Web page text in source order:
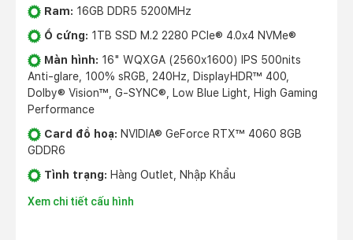
Ram: 16GB DDR5 5200MHz
Ổ cứng: 1TB SSD M.2 2280 PCIe® 4.0x4 NVMe®
Màn hình: 16" WQXGA (2560x1600) IPS 500nits
Anti-glare, 100% sRGB, 240Hz, DisplayHDR™ 400,
Dolby® Vision™, G-SYNC®, Low Blue Light, High Gaming
Performance
Card đồ hoạ: NVIDIA® GeForce RTX™ 4060 8GB
GDDR6
Tình trạng: Hàng Outlet, Nhập Khẩu
Xem chi tiết cấu hình